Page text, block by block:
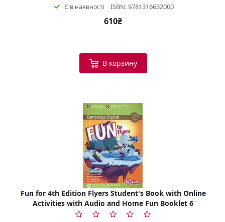
Є в наявності ISBN: 9781316632000
610₴
В корзину
Fun for 4th Edition Flyers Student's Book with Online
Activities with Audio and Home Fun Booklet 6